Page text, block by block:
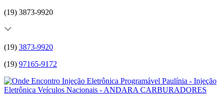
(19) 3873-9920
(19) 3873-9920
(19) 97165-9172